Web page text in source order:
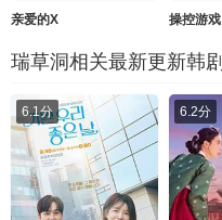
亲爱的X 操控游戏
瑞草洞相关最新更新韩剧
6.1分 6.2分